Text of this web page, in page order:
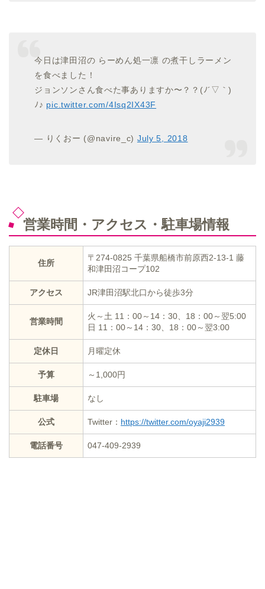
今日は津田沼の らーめん処一凛 の煮干しラーメン
を食べました！
ジョンソンさん食べた事ありますか〜？？(ﾉ´▽｀)
ﾉ♪ pic.twitter.com/4Isq2IX43F
— りくおー (@navire_c) July 5, 2018
営業時間・アクセス・駐車場情報
住所
〒274-0825 千葉県船橋市前原西2-13-1 藤
和津田沼コープ102
アクセス JR津田沼駅北口から徒歩3分
営業時間
火～土 11：00～14：30、18：00～翌5:00
日 11：00～14：30、18：00～翌3:00
定休日 月曜定休
予算 ～1,000円
駐車場 なし
公式 Twitter： https://twitter.com/oyaji2939
電話番号 047-409-2939